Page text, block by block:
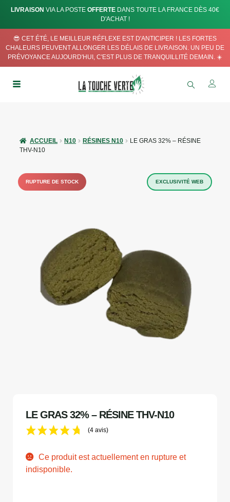
LIVRAISON VIA LA POSTE OFFERTE DANS TOUTE LA FRANCE DÈS 40€
D'ACHAT !
😎 CET ÉTÉ, LE MEILLEUR RÉFLEXE EST D'ANTICIPER ! LES FORTES
CHALEURS PEUVENT ALLONGER LES DÉLAIS DE LIVRAISON. UN PEU DE
PRÉVOYANCE AUJOURD'HUI, C'EST PLUS DE TRANQUILLITÉ DEMAIN. ☀️
ACCUEIL N10 RÉSINES N10
LE GRAS 32% – RÉSINE
THV-N10
EXCLUSIVITÉ WEB
RUPTURE DE STOCK
LE GRAS 32% – RÉSINE THV-N10
(4 avis)
Ce produit est actuellement en rupture et
indisponible.